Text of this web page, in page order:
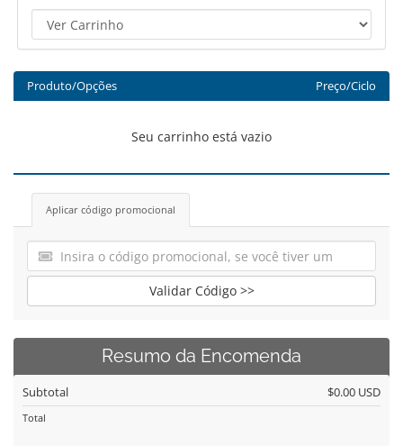
Produto/Opções Preço/Ciclo
Seu carrinho está vazio
Aplicar código promocional
Validar Código >>
Resumo da Encomenda
Subtotal $0.00 USD
Total